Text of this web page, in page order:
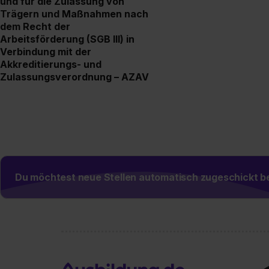
Trägern und Maßnahmen nach
dem Recht der
Arbeitsförderung (SGB III) in
Verbindung mit der
Akkreditierungs- und
Zulassungsverordnung – AZAV
Du möchtest neue Stellen automatisch zugeschickt